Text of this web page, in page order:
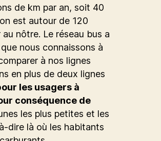
de km par an, soit 40
est autour de 120
au nôtre. Le réseau bus a
nous connaissons à
à nos lignes
en plus de deux lignes
les usagers à
conséquence de
les plus petites et les
dire là où les habitants